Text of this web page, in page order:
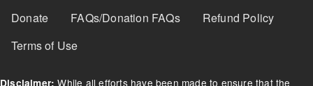
Donate
FAQs/Donation FAQs
Refund Policy
Terms of Use
Disclaimer: While all efforts have been made to ensure that the